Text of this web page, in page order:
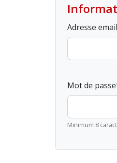
Adresse email
Mot de passe
Minimum 8